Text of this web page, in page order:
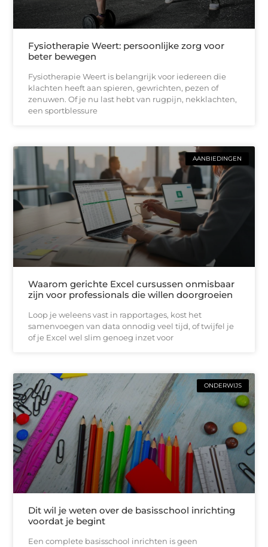
Fysiotherapie Weert: persoonlijke zorg voor
beter bewegen
Fysiotherapie Weert is belangrijk voor iedereen die
klachten heeft aan spieren, gewrichten, pezen of
zenuwen. Of je nu last hebt van rugpijn, nekklachten,
een sportblessure
AANBIEDINGEN
Waarom gerichte Excel cursussen onmisbaar
zijn voor professionals die willen doorgroeien
Loop je weleens vast in rapportages, kost het
samenvoegen van data onnodig veel tijd, of twijfel je
of je Excel wel slim genoeg inzet voor
ONDERWIJS
Dit wil je weten over de basisschool inrichting
voordat je begint
Een complete basisschool inrichten is geen